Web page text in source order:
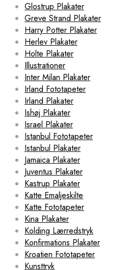
Glostrup Plakater
Greve Strand Plakater
Harry Potter Plakater
Herlev Plakater
Holte Plakater
Illustrationer
Inter Milan Plakater
Irland Fototapeter
Irland Plakater
Ishøj Plakater
Israel Plakater
Istanbul Fototapeter
Istanbul Plakater
Jamaica Plakater
Juventus Plakater
Kastrup Plakater
Katte Emaljeskilte
Katte Fototapeter
Kina Plakater
Kolding Lærredstryk
Konfirmations Plakater
Kroatien Fototapeter
Kunsttryk